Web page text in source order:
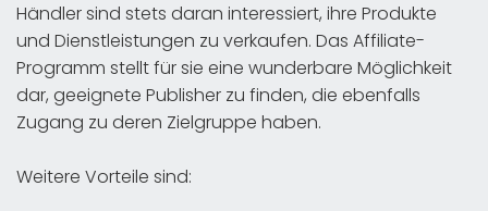
Händler sind stets daran interessiert, ihre Produkte
und Dienstleistungen zu verkaufen. Das Affiliate-
Programm stellt für sie eine wunderbare Möglichkeit
dar, geeignete Publisher zu finden, die ebenfalls
Zugang zu deren Zielgruppe haben.
Weitere Vorteile sind: